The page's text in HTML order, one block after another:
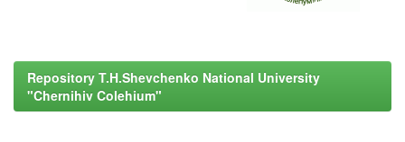
Repository T.H.Shevchenko National University
"Chernihiv Colehium"